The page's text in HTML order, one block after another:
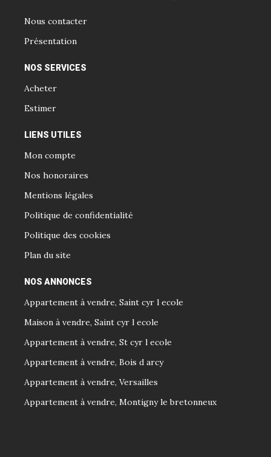
Nous contacter
Présentation
NOS SERVICES
Acheter
Estimer
LIENS UTILES
Mon compte
Nos honoraires
Mentions légales
Politique de confidentialité
Politique des cookies
Plan du site
NOS ANNONCES
Appartement à vendre, Saint cyr l ecole
Maison à vendre, Saint cyr l ecole
Appartement à vendre, St cyr l ecole
Appartement à vendre, Bois d arcy
Appartement à vendre, Versailles
Appartement à vendre, Montigny le bretonneux